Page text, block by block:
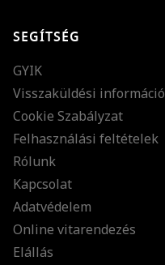
SEGÍTSÉG
GYIK
Visszaküldési információ
Cookie Szabályzat
Felhasználási feltételek
Rólunk
Kapcsolat
Adatvédelem
Online vitarendezés
Elállás